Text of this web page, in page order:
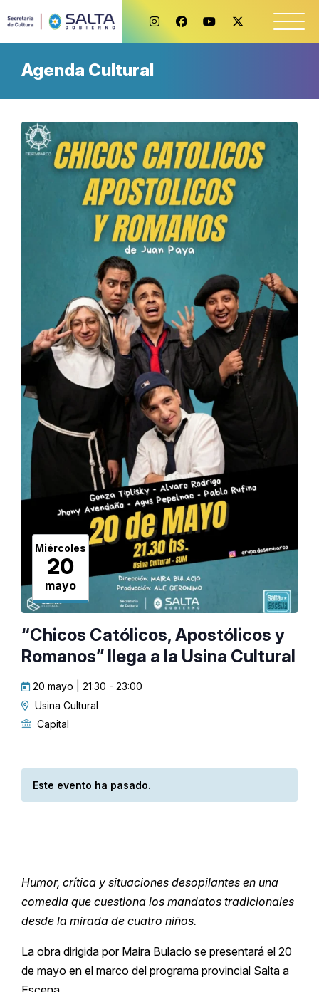
Agenda Cultural
Miércoles
20
mayo
“Chicos Católicos, Apostólicos y
Romanos” llega a la Usina Cultural
20 mayo | 21:30 - 23:00
Usina Cultural
Capital
Este evento ha pasado.
Humor, crítica y situaciones desopilantes en una
comedia que cuestiona los mandatos tradicionales
desde la mirada de cuatro niños.
La obra dirigida por Maira Bulacio se presentará el 20
de mayo en el marco del programa provincial Salta a